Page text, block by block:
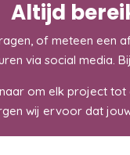
Altijd
of meteen een
via social media.
om elk project
wij ervoor dat